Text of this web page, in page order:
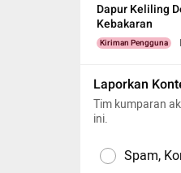
Dapur Keliling
Kebakaran
Kiriman Pengguna
Laporkan
Tim kumparan
ini.
Spam,